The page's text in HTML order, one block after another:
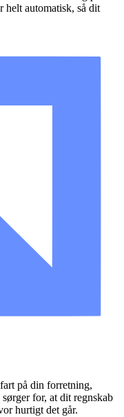
helt automatisk, så dit
på din forretning,
for, at dit regnskab
hurtigt det går.